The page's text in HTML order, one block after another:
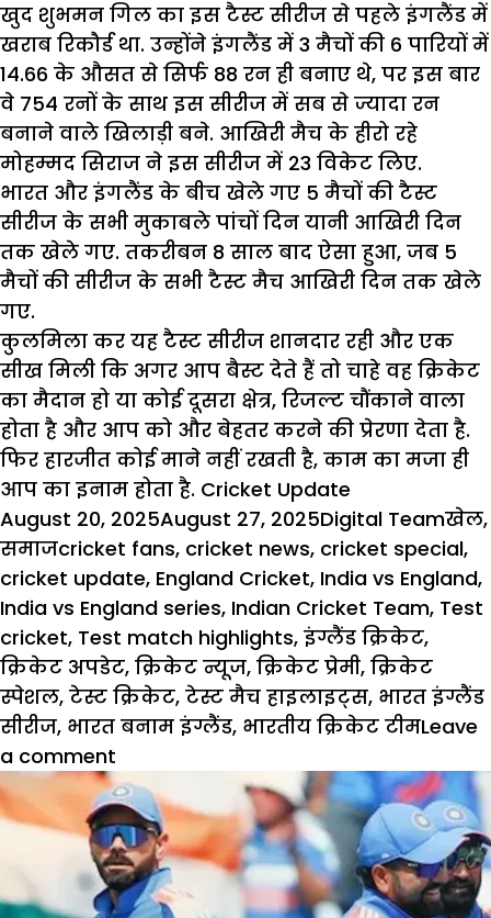
खुद शुभमन गिल का इस टैस्ट सीरीज से पहले इंगलैंड में
खराब रिकौर्ड था. उन्होंने इंगलैंड में 3 मैचों की 6 पारियों में
14.66 के औसत से सिर्फ 88 रन ही बनाए थे, पर इस बार
वे 754 रनों के साथ इस सीरीज में सब से ज्यादा रन
बनाने वाले खिलाड़ी बने. आखिरी मैच के हीरो रहे
मोहम्मद सिराज ने इस सीरीज में 23 विकेट लिए.
भारत और इंगलैंड के बीच खेले गए 5 मैचों की टैस्ट
सीरीज के सभी मुकाबले पांचों दिन यानी आखिरी दिन
तक खेले गए. तकरीबन 8 साल बाद ऐसा हुआ, जब 5
मैचों की सीरीज के सभी टैस्ट मैच आखिरी दिन तक खेले
गए.
कुलमिला कर यह टैस्ट सीरीज शानदार रही और एक
सीख मिली कि अगर आप बैस्ट देते हैं तो चाहे वह क्रिकेट
का मैदान हो या कोई दूसरा क्षेत्र, रिजल्ट चौंकाने वाला
होता है और आप को और बेहतर करने की प्रेरणा देता है.
फिर हारजीत कोई माने नहीं रखती है, काम का मजा ही
आप का इनाम होता है. Cricket Update
Posted
on
August 20, 2025August 27, 2025Author
Digital Teamखेल,
समाजTags
cricket fans, cricket news, cricket special,
cricket update, England Cricket, India vs England,
India vs England series, Indian Cricket Team, Test
cricket, Test match highlights, इंग्लैंड क्रिकेट,
क्रिकेट अपडेट, क्रिकेट न्यूज, क्रिकेट प्रेमी, क्रिकेट
स्पेशल, टेस्ट क्रिकेट, टेस्ट मैच हाइलाइट्स, भारत इंग्लैंड
सीरीज, भारत बनाम इंग्लैंड, भारतीय क्रिकेट टीमLeave
a comment
Cricket
Update:
भारतइंगलैंड
सीरीज
टैस्ट